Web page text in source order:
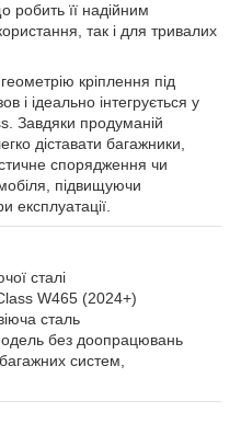
робить її надійним
так і для тривалих
кріплення під
і ідеально інтегрується у
Завдяки продуманій
діставати багажники,
спорядження чи
підвищуючи
експлуатації.
сталі
W465 (2024+)
сталь
без доопрацювань
систем,